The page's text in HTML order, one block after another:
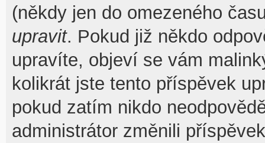
(někdy jen do omezeného
upravit. Pokud již někdo
upravíte, objeví se vám
kolikrát jste tento příspěvek
pokud zatím nikdo
administrátor změnili